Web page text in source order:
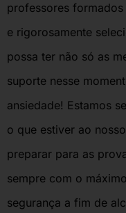
professores
e rigorosamente
possa ter não só as
suporte nesse
ansiedade! Estamos
o que estiver ao
preparar para as
sempre com o
segurança a fim de